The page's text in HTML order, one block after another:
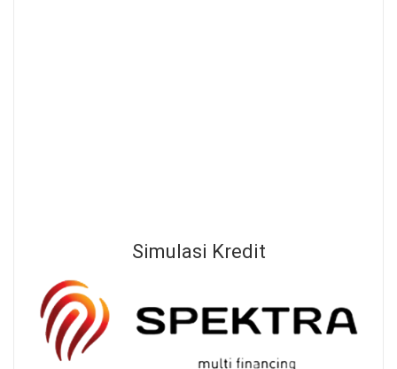
Simulasi Kredit